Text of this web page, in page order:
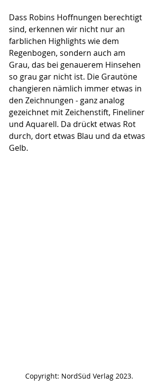
Dass Robins Hoffnungen berechtigt
sind, erkennen wir nicht nur an
farblichen Highlights wie dem
Regenbogen, sondern auch am
Grau, das bei genauerem Hinsehen
so grau gar nicht ist. Die Grautöne
changieren nämlich immer etwas in
den Zeichnungen - ganz analog
gezeichnet mit Zeichenstift, Fineliner
und Aquarell. Da drückt etwas Rot
durch, dort etwas Blau und da etwas
Gelb.
Copyright: NordSüd Verlag 2023.